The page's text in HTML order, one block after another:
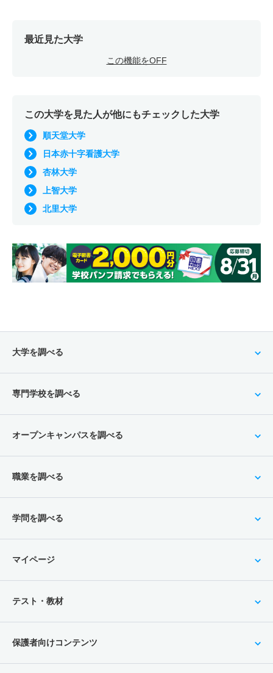
最近見た大学
この機能をOFF
この大学を見た人が他にもチェックした大学
順天堂大学
日本赤十字看護大学
杏林大学
上智大学
北里大学
大学を調べる
専門学校を調べる
オープンキャンパスを調べる
職業を調べる
学問を調べる
マイページ
テスト・教材
保護者向けコンテンツ